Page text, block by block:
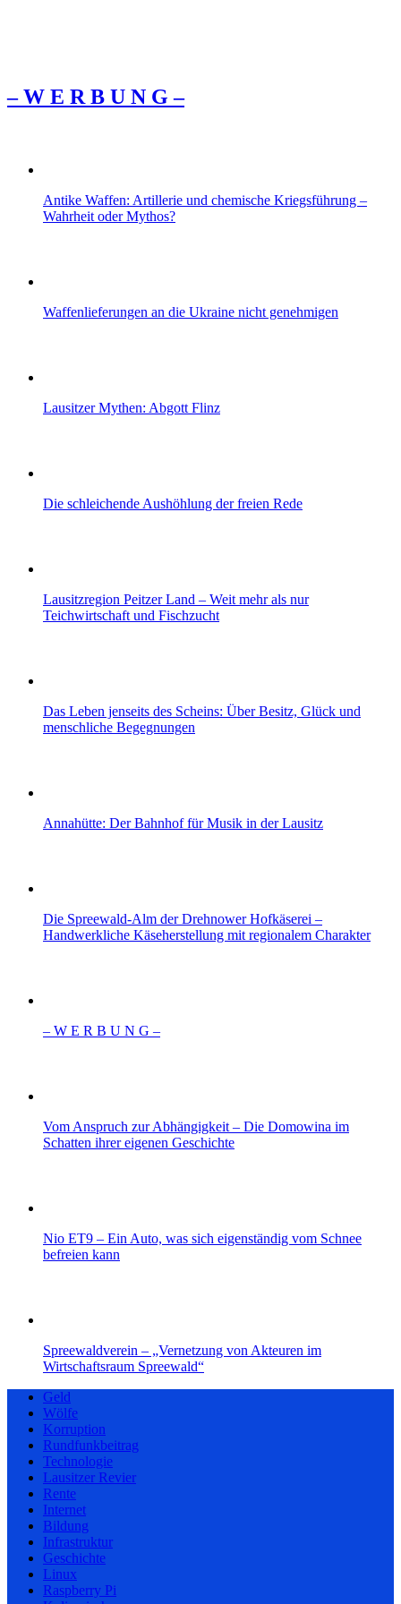
– W Ε R Β U Ν G –
Antike Waffen: Artillerie und chemische Kriegsführung –
Wahrheit oder Mythos?
Waffenlieferungen an die Ukraine nicht genehmigen
Lausitzer Mythen: Abgott Flinz
Die schleichende Aushöhlung der freien Rede
Lausitzregion Peitzer Land – Weit mehr als nur
Teichwirtschaft und Fischzucht
Das Leben jenseits des Scheins: Über Besitz, Glück und
menschliche Begegnungen
Annahütte: Der Bahnhof für Musik in der Lausitz
Die Spreewald-Alm der Drehnower Hofkäserei –
Handwerkliche Käseherstellung mit regionalem Charakter
– W Ε R Β U Ν G –
Vom Anspruch zur Abhängigkeit – Die Domowina im
Schatten ihrer eigenen Geschichte
Nio ET9 – Ein Auto, was sich eigenständig vom Schnee
befreien kann
Spreewaldverein – „Vernetzung von Akteuren im
Wirtschaftsraum Spreewald“
Geld
Wölfe
Korruption
Rundfunkbeitrag
Technologie
Lausitzer Revier
Rente
Internet
Bildung
Infrastruktur
Geschichte
Linux
Raspberry Pi